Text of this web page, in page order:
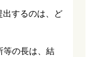
するのは、ど
等の長は、結